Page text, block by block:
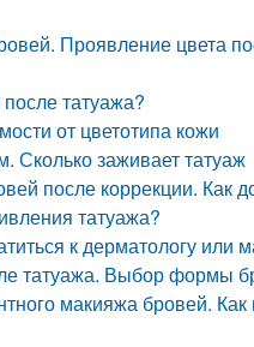
Проявление цвета
татуажа?
от цветотипа кожи
Сколько заживает татуаж
после коррекции. Как
татуажа?
к дерматологу или
татуажа. Выбор формы
макияжа бровей.